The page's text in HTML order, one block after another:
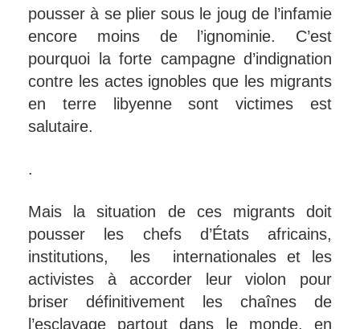
pousser à se plier sous le joug de l’infamie
encore moins de l’ignominie. C’est
pourquoi la forte campagne d’indignation
contre les actes ignobles que les migrants
en terre libyenne sont victimes est
salutaire.
.
Mais la situation de ces migrants doit
pousser les chefs d’États africains,
institutions, les internationales et les
activistes à accorder leur violon pour
briser définitivement les chaînes de
l’esclavage partout dans le monde, en